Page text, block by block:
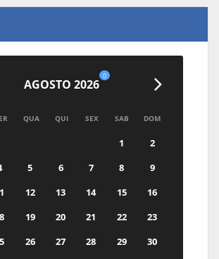
AGOSTO 2026
0
QUA QUI SEX SAB DOM
1
2
5 6 7 8
9
12 13 14 15
16
19 20 21 22
23
26 27 28 29
30